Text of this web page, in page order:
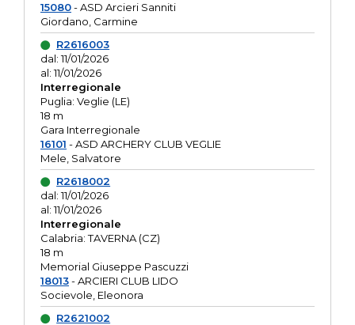
15080- ASD Arcieri Sanniti
Giordano, Carmine
R2616003
dal: 11/01/2026
al: 11/01/2026
Interregionale
Puglia: Veglie (LE)
18 m
Gara Interregionale
16101 - ASD ARCHERY CLUB VEGLIE
Mele, Salvatore
R2618002
dal: 11/01/2026
al: 11/01/2026
Interregionale
Calabria: TAVERNA (CZ)
18 m
Memorial Giuseppe Pascuzzi
18013- ARCIERI CLUB LIDO
Socievole, Eleonora
R2621002